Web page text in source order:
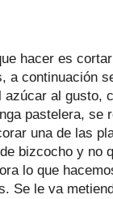
hacer es
a continuación
al gusto,
pastelera, se
una de las
bizcocho y no
lo que
Se le va